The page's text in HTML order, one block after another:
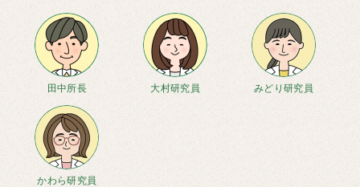
田中所長 大村研究員 みどり研究員
かわら研究員